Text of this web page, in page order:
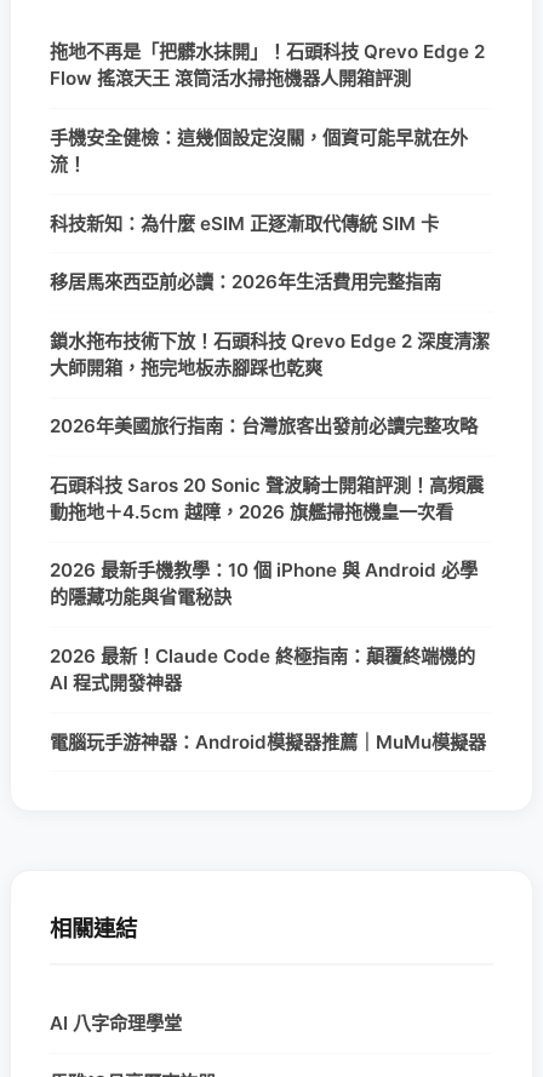
拖地不再是「把髒水抹開」！石頭科技 Qrevo Edge 2
Flow 搖滾天王 滾筒活水掃拖機器人開箱評測
手機安全健檢：這幾個設定沒關，個資可能早就在外
流！
科技新知：為什麼 eSIM 正逐漸取代傳統 SIM 卡
移居馬來西亞前必讀：2026年生活費用完整指南
鎖水拖布技術下放！石頭科技 Qrevo Edge 2 深度清潔
大師開箱，拖完地板赤腳踩也乾爽
2026年美國旅行指南：台灣旅客出發前必讀完整攻略
石頭科技 Saros 20 Sonic 聲波騎士開箱評測！高頻震
動拖地＋4.5cm 越障，2026 旗艦掃拖機皇一次看
2026 最新手機教學：10 個 iPhone 與 Android 必學
的隱藏功能與省電秘訣
2026 最新！Claude Code 終極指南：顛覆終端機的
AI 程式開發神器
電腦玩手游神器：Android模擬器推薦｜MuMu模擬器
相關連結
AI 八字命理學堂